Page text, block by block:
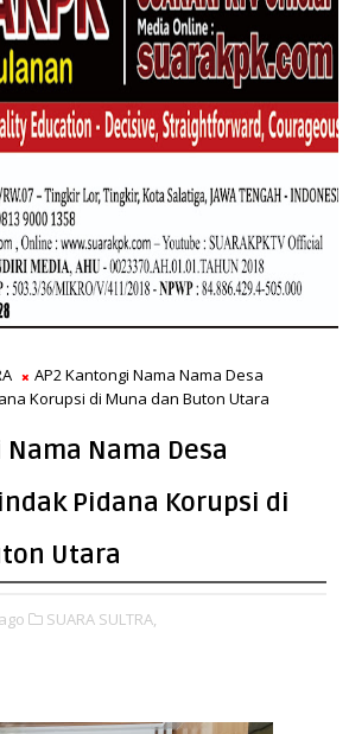
AP2 Kantongi Nama Nama Desa
Korupsi di Muna dan Buton Utara
Nama Desa
Pidana Korupsi di
Utara
SUARA SULTRA,